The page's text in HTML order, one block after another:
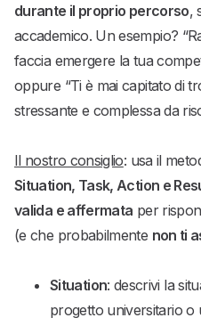
durante il proprio percorso,
accademico. Un esempio?
faccia emergere la tua
oppure “Ti è mai capitato di
stressante e complessa da
Il nostro consiglio: usa il
Situation, Task, Action e
valida e affermata per
(e che probabilmente non ti
Situation: descrivi la
progetto universitario o